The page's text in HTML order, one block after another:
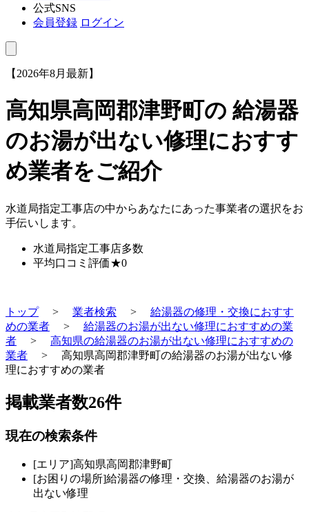
公式SNS
会員登録 ログイン
【2026年8月最新】
高知県高岡郡津野町の 給湯器
のお湯が出ない修理におすす
め業者をご紹介
水道局指定工事店の中からあなたにあった事業者の選択をお
手伝いします。
水道局指定工事店多数
平均口コミ評価★0
トップ> 業者検索 > 給湯器の修理・交換におすす
めの業者 > 給湯器のお湯が出ない修理におすすめの業
者 > 高知県の給湯器のお湯が出ない修理におすすめの
業者 > 高知県高岡郡津野町の給湯器のお湯が出ない修
理におすすめの業者
掲載業者数26件
現在の検索条件
[エリア]高知県高岡郡津野町
[お困りの場所]給湯器の修理・交換、給湯器のお湯が
出ない修理